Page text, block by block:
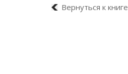
Вернуться к книге